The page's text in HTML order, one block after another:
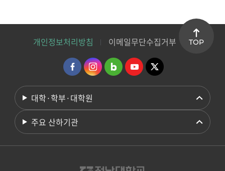
개인정보처리방침 이메일무단수집거부
대학·학부·대학원
주요 산하기관
TOP